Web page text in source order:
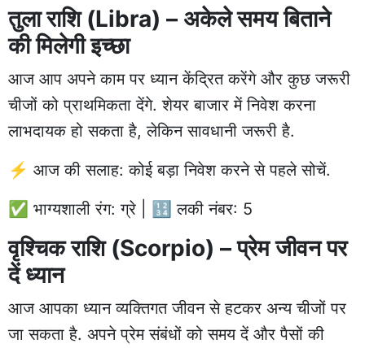
तुला राशि (Libra) – अकेले समय बिताने
की मिलेगी इच्छा
आज आप अपने काम पर ध्यान केंद्रित करेंगे और कुछ जरूरी
चीजों को प्राथमिकता देंगे. शेयर बाजार में निवेश करना
लाभदायक हो सकता है, लेकिन सावधानी जरूरी है.
⚡ आज की सलाह: कोई बड़ा निवेश करने से पहले सोचें.
✅ भाग्यशाली रंग: ग्रे | 🔢 लकी नंबर: 5
वृश्चिक राशि (Scorpio) – प्रेम जीवन पर
दें ध्यान
आज आपका ध्यान व्यक्तिगत जीवन से हटकर अन्य चीजों पर
जा सकता है. अपने प्रेम संबंधों को समय दें और पैसों की